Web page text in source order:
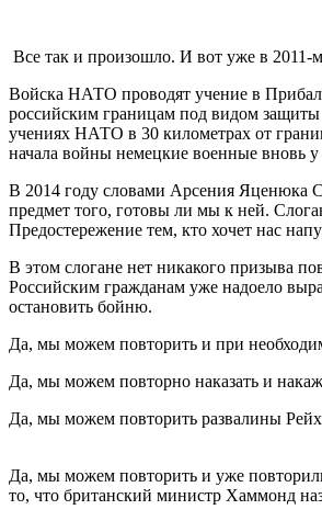
Все так и произошло. И вот уже в
Войска НАТО проводят учение в
российским границам под видом
учениях НАТО в 30 километрах от
начала войны немецкие военные вновь
В 2014 году словами Арсения Яценюка
предмет того, готовы ли мы к ней.
Предостережение тем, кто хочет нас
В этом слогане нет никакого призыва
Российским гражданам уже надоело
остановить бойню.
Да, мы можем повторить и при
Да, мы можем повторно наказать и
Да, мы можем повторить развалины
Да, мы можем повторить и уже
то, что британский министр Хаммонд